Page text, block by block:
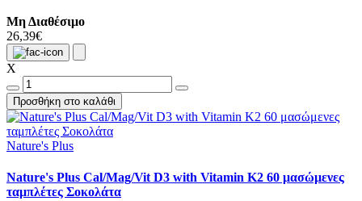
Μη Διαθέσιμο
26,39€
X
Προσθήκη στο καλάθι
Nature's Plus
Nature's Plus Cal/Mag/Vit D3 with Vitamin K2 60 μασώμενες
ταμπλέτες Σοκολάτα